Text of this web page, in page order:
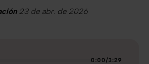
23 de abr. de 2026
0:00 /3:29